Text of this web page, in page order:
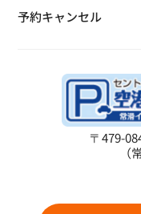
予約キャンセル
〒479-
（